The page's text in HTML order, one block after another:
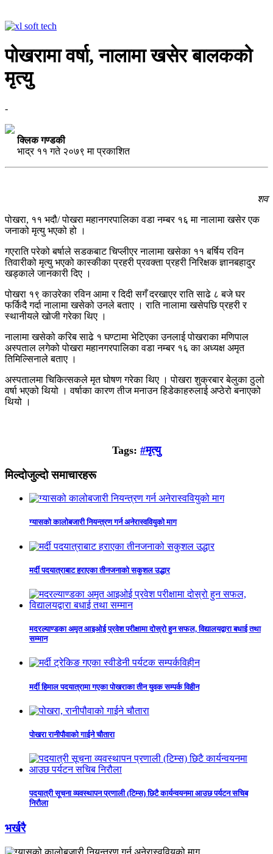
पोखरामा वर्षा, नालामा खसेर बालकको
मृत्यु
-
क्लिक गण्डकी
भाद्र ११ गते २०७९ मा प्रकाशित
शव
पोखरा, ११ भदौ/ पोखरा महानगरपालिका वडा नम्बर १६ मा नालामा खसेर एक
जनाको मृत्यु भएको हो ।
गएराति परेको बर्षाले सडकबाट चिप्लीएर नालामा खसेका ११ बर्षिय रविन
तिवारीको मृत्यु भएको कास्कीका प्रहरी प्रवक्ता प्रहरी निरिक्षक ज्ञानबहादुर
खड्काले जानकारी दिए ।
पोखरा १९ काउरेका रविन आमा र दिदी सगँ दरखाएर राति साढे ८ बजे घर
फर्किदै गर्दा नालामा खसेको उनले बताए । राति नालामा खसेपछि प्रहरी र
स्थानीयले खोजी गरेका थिए ।
नालामा खसेको करिब साढे १ घण्टामा भेटिएका उनलाई पोखराका मणिपाल
अस्पताल लगेको पोखरा महानगरपालिका वडा नम्बर १६ का अध्यक्ष अमृत
तिमिल्सिनाले बताए ।
अस्पतालमा चिकित्सकले मृत घोषण गरेका थिए । पोखरा शुक्रबार बेलुका ठुलो
वर्षा भएको थियो । वर्षाका कारण तीज मनाउन हिडेकाहरुलाई अप्ठेरो बनाएको
थियो ।
Tags: #मृत्यु
मिल्दोजुल्दो समाचारहरू
ग्यासको कालोबजारी नियन्त्रण गर्न अनेरास्ववियुको माग
मर्दी पदयात्राबाट हराएका तीनजनाको सकुशल उद्धार
मदरल्याण्डका अमृत आइओई प्रवेश परीक्षामा दोस्रो हुन सफल, विद्यालयद्वारा बधाई तथा
सम्मान
मर्दी हिमाल पदयात्रामा गएका पोखराका तीन युवक सम्पर्क विहीन
पोखरा रानीपौवाको गाईने चौतारा
पदयात्री सूचना व्यवस्थापन प्रणाली (टिम्स) छिटै कार्यन्वयनमा आउछ पर्यटन सचिब
निरौला
भर्खरै